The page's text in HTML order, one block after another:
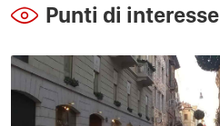
Punti di interesse